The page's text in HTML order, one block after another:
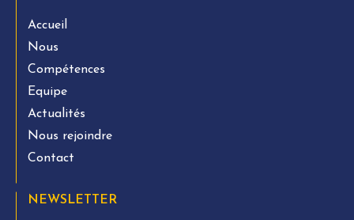
Accueil
Nous
Compétences
Equipe
Actualités
Nous rejoindre
Contact
NEWSLETTER